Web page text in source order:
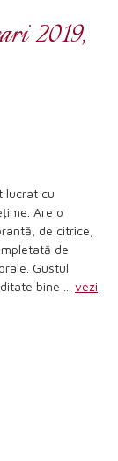
2019,
lucrat cu
Are o
de citrice,
de
Gustul
bine ... vezi